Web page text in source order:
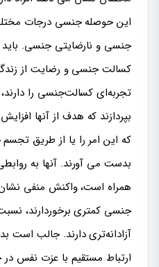
این حوصله جنسی درجات
جنسی و نارضایتی جنسی. باید
کسالت جنسی و رضایت از
تجربه‌ای کسالت‌جنسی را
بپردازند که هدف از آنها
که این امر را یا از طریق
بدست می آورند. آنها به
همراه است، واکنش منفی
جنسی کمتری برخوردارند،
آزادانه‌تری دارند. جالب
ارتباط مستقیم با عزت نفس